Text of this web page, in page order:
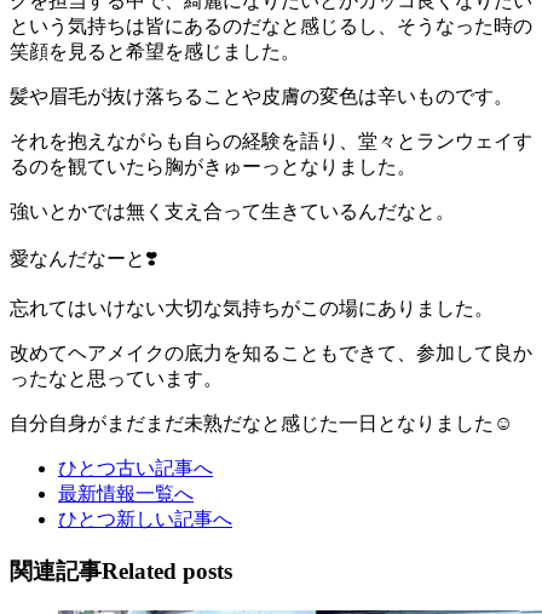
という気持ちは皆にあるのだなと感じるし、そうなった時の
笑顔を見ると希望を感じました。
髪や眉毛が抜け落ちることや皮膚の変色は辛いものです。
それを抱えながらも自らの経験を語り、堂々とランウェイす
るのを観ていたら胸がきゅーっとなりました。
強いとかでは無く支え合って生きているんだなと。
愛なんだなーと❣️
忘れてはいけない大切な気持ちがこの場にありました。
改めてヘアメイクの底力を知ることもできて、参加して良か
ったなと思っています。
自分自身がまだまだ未熟だなと感じた一日となりました☺️
ひとつ古い記事へ
最新情報一覧へ
ひとつ新しい記事へ
関連記事Related posts